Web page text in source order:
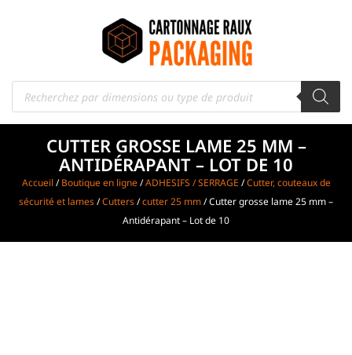
CUTTER GROSSE LAME 25 MM –
ANTIDÉRAPANT – LOT DE 10
Accueil /Boutique en ligne/ADHESIFS / SERRAGE /Cutter, couteaux de
sécurité et lames/Cutters/cutter 25 mm/ Cutter grosse lame 25 mm –
Antidérapant – Lot de 10